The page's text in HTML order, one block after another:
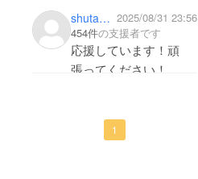
shutagami 2025/08/31 23:56
454件の支援者です
応援しています！頑
張ってください！
1